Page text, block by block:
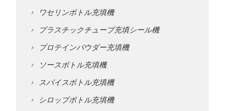
ワセリンボトル充填機
プラスチックチューブ充填シール機
プロテインパウダー充填機
ソースボトル充填機
スパイスボトル充填機
シロップボトル充填機